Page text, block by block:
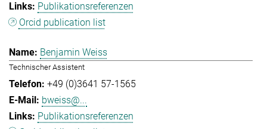
Publikationsreferenzen
Orcid publication list
Benjamin Weiss
Technischer Assistent
+49 (0)3641 57-1565
bweiss@...
Publikationsreferenzen